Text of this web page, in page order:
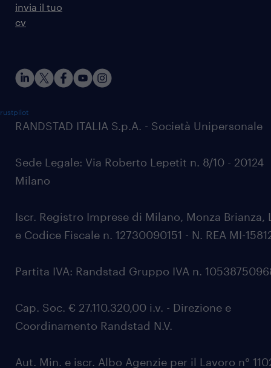
invia il tuo
cv
RANDSTAD ITALIA S.p.A. - Società Unipersonale
Sede Legale: Via Roberto Lepetit n. 8/10 - 20124
Milano
Iscr. Registro Imprese di Milano, Monza Brianza,
e Codice Fiscale n. 12730090151 - N. REA MI-
Partita IVA: Randstad Gruppo IVA n.
Cap. Soc. € 27.110.320,00 i.v. - Direzione e
Coordinamento Randstad N.V.
Aut. Min. e iscr. Albo Agenzie per il Lavoro n°